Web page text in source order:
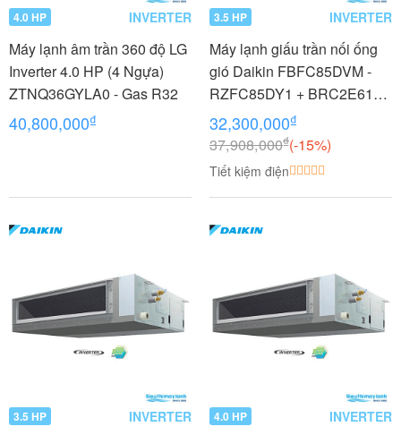
4.0 HP INVERTER
Máy lạnh âm trần 360 độ LG
Inverter 4.0 HP (4 Ngựa)
ZTNQ36GYLA0 - Gas R32
40,800,000₫
3.5 HP INVERTER
Máy lạnh giấu trần nối ống
gió Daikin FBFC85DVM -
RZFC85DY1 + BRC2E61
3.5 HP (3.5 Ngựa) Inverter -
3 pha
32,300,000₫
37,908,000₫(-15%)
Tiết kiệm điện
3.5 HP INVERTER 4.0 HP INVERTER